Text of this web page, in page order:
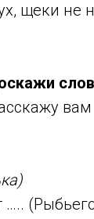
щеки не